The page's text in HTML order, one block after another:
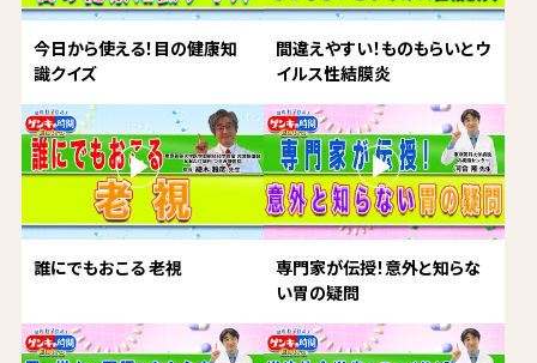
今日から使える！目の健康知
識クイズ
間違えやすい！ものもらいとウ
イルス性結膜炎
誰にでもおこる 老視
専門家が伝授！意外と知らな
い胃の疑問